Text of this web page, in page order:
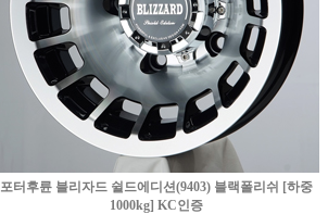
포터후륜 블리자드 쉴드에디션(9403) 블랙폴리쉬 [하중
1000kg] KC인증